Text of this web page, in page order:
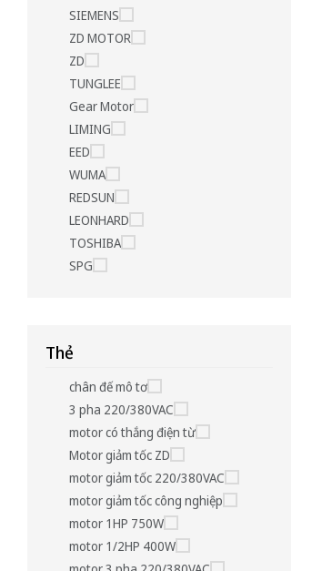
SIEMENS
ZD MOTOR
ZD
TUNGLEE
Gear Motor
LIMING
EED
WUMA
REDSUN
LEONHARD
TOSHIBA
SPG
Thẻ
chân đế mô tơ
3 pha 220/380VAC
motor có thắng điện từ
Motor giảm tốc ZD
motor giảm tốc 220/380VAC
motor giảm tốc công nghiệp
motor 1HP 750W
motor 1/2HP 400W